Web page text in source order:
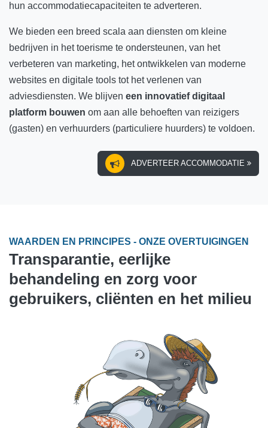
hun accommodatiecapaciteiten te adverteren.
We bieden een breed scala aan diensten om kleine
bedrijven in het toerisme te ondersteunen, van het
verbeteren van marketing, het ontwikkelen van moderne
websites en digitale tools tot het verlenen van
adviesdiensten. We blijven een innovatief digitaal
platform bouwen om aan alle behoeften van reizigers
(gasten) en verhuurders (particuliere huurders) te voldoen.
ADVERTEER ACCOMMODATIE
WAARDEN EN PRINCIPES - ONZE OVERTUIGINGEN
Transparantie, eerlijke
behandeling en zorg voor
gebruikers, cliënten en het milieu